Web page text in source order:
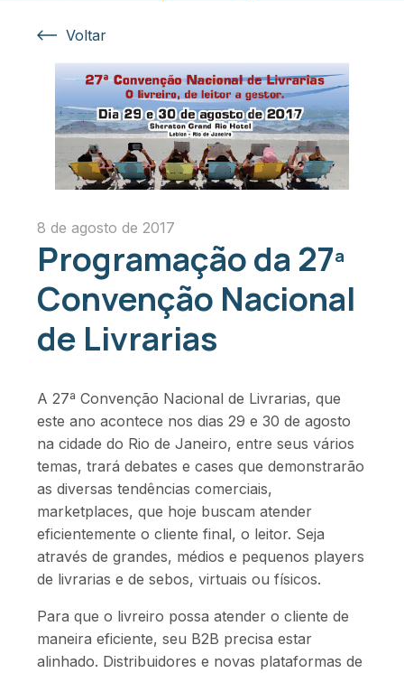
Voltar
8 de agosto de 2017
Programação da 27ª
Convenção Nacional
de Livrarias
A 27ª Convenção Nacional de Livrarias, que
este ano acontece nos dias 29 e 30 de agosto
na cidade do Rio de Janeiro, entre seus vários
temas, trará debates e cases que demonstrarão
as diversas tendências comerciais,
marketplaces, que hoje buscam atender
eficientemente o cliente final, o leitor. Seja
através de grandes, médios e pequenos players
de livrarias e de sebos, virtuais ou físicos.
Para que o livreiro possa atender o cliente de
maneira eficiente, seu B2B precisa estar
alinhado. Distribuidores e novas plataformas de